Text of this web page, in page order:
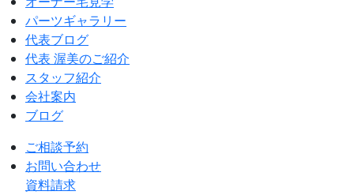
パーツギャラリー
代表ブログ
代表 渥美のご紹介
スタッフ紹介
会社案内
ブログ
ご相談予約
お問い合わせ
資料請求